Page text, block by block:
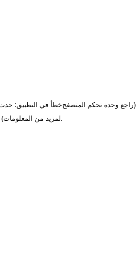
خطأ في التطبيق:(راجع وحدة تحكم المتصفح
لمزيد من المعلومات).